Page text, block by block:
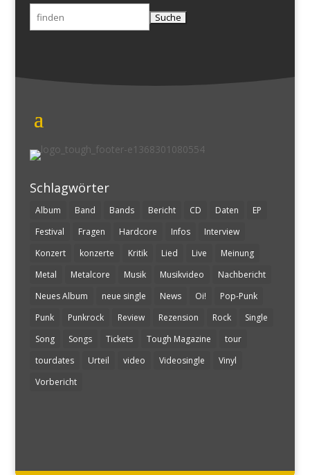
Suchen
nach:
Schlagwörter
Album Band Bands Bericht CD Daten
EP
Festival
Fragen Hardcore Infos
Interview
Konzert
konzerte Kritik Lied Live
Meinung
Metal
Metalcore Musik Musikvideo
Nachbericht
Neues Album
neue single News Oi!
Pop-Punk
Punk
Punkrock Review Rezension Rock
Single
Song
Songs Tickets Tough Magazine
tour
tourdates
Urteil video Videosingle
Vinyl
Vorbericht